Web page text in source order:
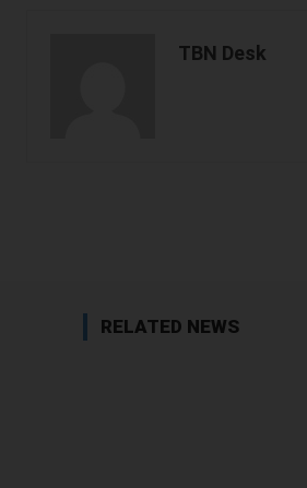
TBN Desk
RELATED NEWS